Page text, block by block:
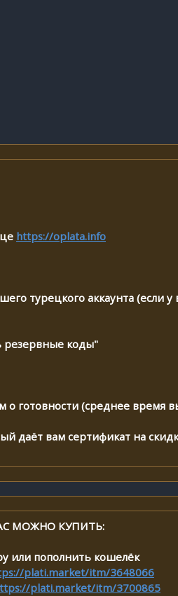
https://oplata.info
турецкого аккаунта (если у
резервные коды"
готовности (среднее время
даёт вам сертификат на
МОЖНО КУПИТЬ:
или пополнить кошелёк
plati.market/itm/3648066
plati.market/itm/3700865